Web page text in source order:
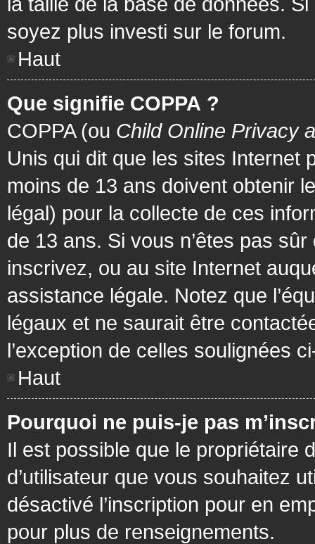
soyez plus investi sur le forum.
Haut
Que signifie COPPA ?
COPPA (ou Child Online Privacy
Unis qui dit que les sites Internet
moins de 13 ans doivent obtenir
légal) pour la collecte de ces
de 13 ans. Si vous n’êtes pas
inscrivez, ou au site Internet
assistance légale. Notez que
légaux et ne saurait être
l’exception de celles soulignées
Haut
Pourquoi ne puis-je pas
Il est possible que le propriétaire
d’utilisateur que vous souhaitez
désactivé l’inscription pour en
pour plus de renseignements.